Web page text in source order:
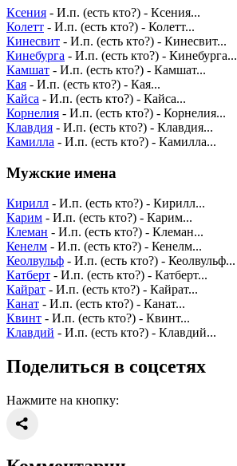
Ксения - И.п. (есть кто?) - Ксения...
Колетт - И.п. (есть кто?) - Колетт...
Кинесвит - И.п. (есть кто?) - Кинесвит...
Кинебурга - И.п. (есть кто?) - Кинебурга...
Камшат - И.п. (есть кто?) - Камшат...
Кая - И.п. (есть кто?) - Кая...
Кайса - И.п. (есть кто?) - Кайса...
Корнелия - И.п. (есть кто?) - Корнелия...
Клавдия - И.п. (есть кто?) - Клавдия...
Камилла - И.п. (есть кто?) - Камилла...
Мужские имена
Кирилл - И.п. (есть кто?) - Кирилл...
Карим - И.п. (есть кто?) - Карим...
Клеман - И.п. (есть кто?) - Клеман...
Кенелм - И.п. (есть кто?) - Кенелм...
Кеолвульф - И.п. (есть кто?) - Кеолвульф...
Катберт - И.п. (есть кто?) - Катберт...
Кайрат - И.п. (есть кто?) - Кайрат...
Канат - И.п. (есть кто?) - Канат...
Квинт - И.п. (есть кто?) - Квинт...
Клавдий - И.п. (есть кто?) - Клавдий...
Поделиться в соцсетях
Нажмите на кнопку: